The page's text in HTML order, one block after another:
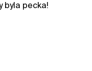
byla pecka!